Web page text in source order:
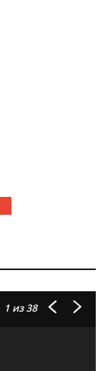
1 из 38